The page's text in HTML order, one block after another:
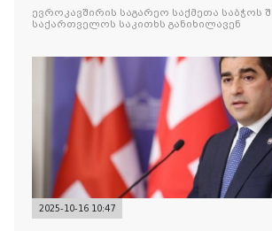
ევროკავშირის საგარეო საქმეთა საბჭოს
საქართველოს საკითხს განიხილავენ
2025-10-16 10:47